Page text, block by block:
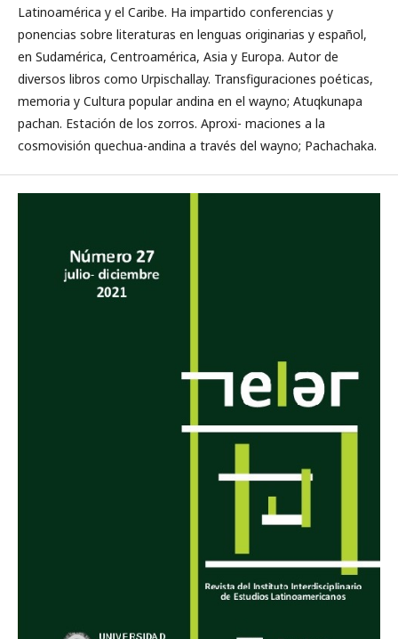
Latinoamérica y el Caribe. Ha impartido conferencias y
ponencias sobre literaturas en lenguas originarias y español,
en Sudamérica, Centroamérica, Asia y Europa. Autor de
diversos libros como Urpischallay. Transfiguraciones poéticas,
memoria y Cultura popular andina en el wayno; Atuqkunapa
pachan. Estación de los zorros. Aproxi- maciones a la
cosmovisión quechua-andina a través del wayno; Pachachaka.